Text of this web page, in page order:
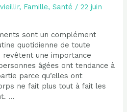
, Famille,Santé /22 juin
sont un complément
quotidienne de toute
revêtent une importance
âgées ont tendance à
parce qu’elles ont
ne fait plus tout à fait les
…